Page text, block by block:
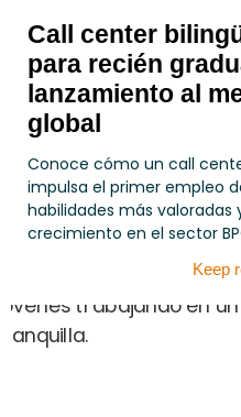
Call center
para recién
lanzamiento al
global
Conoce cómo un call
impulsa el primer empleo
habilidades más valoradas
crecimiento en el sector
Keep